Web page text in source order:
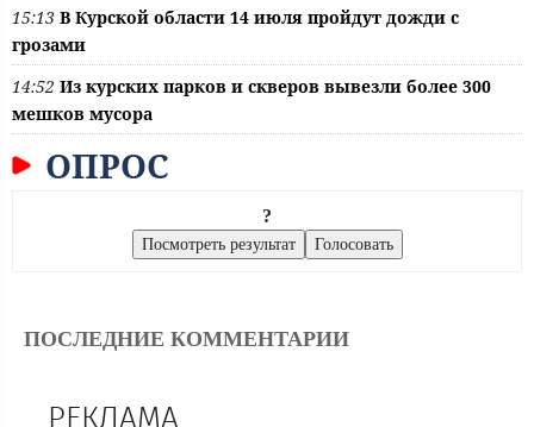
15:13 В Курской области 14 июля пройдут дожди с
грозами
14:52 Из курских парков и скверов вывезли более 300
мешков мусора
ОПРОС
?
ПОСЛЕДНИЕ КОММЕНТАРИИ
РЕКЛАМА